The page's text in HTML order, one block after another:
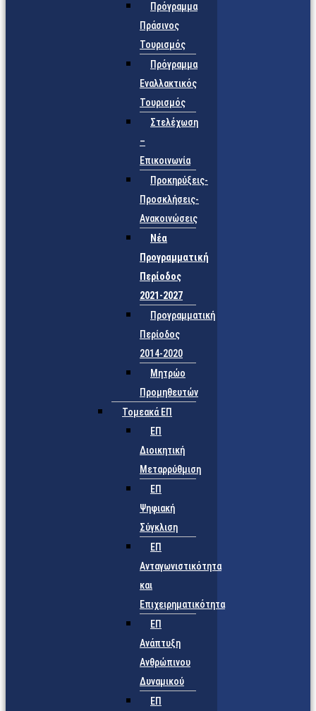
Πρόγραμμα
Πράσινος
Τουρισμός
Πρόγραμμα
Εναλλακτικός
Τουρισμός
Στελέχωση
–
Επικοινωνία
Προκηρύξεις-
Προσκλήσεις-
Ανακοινώσεις
Νέα
Προγραμματική
Περίοδος
2021-2027
Προγραμματική
Περίοδος
2014-2020
Μητρώο
Προμηθευτών
Τομεακά ΕΠ
ΕΠ
Διοικητική
Μεταρρύθμιση
ΕΠ
Ψηφιακή
Σύγκλιση
ΕΠ
Ανταγωνιστικότητα
και
Επιχειρηματικότητα
ΕΠ
Ανάπτυξη
Ανθρώπινου
Δυναμικού
ΕΠ